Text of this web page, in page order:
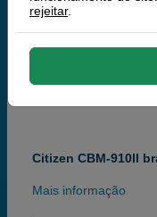
Citizen CBM-910II
Mais informação
rejeitar.